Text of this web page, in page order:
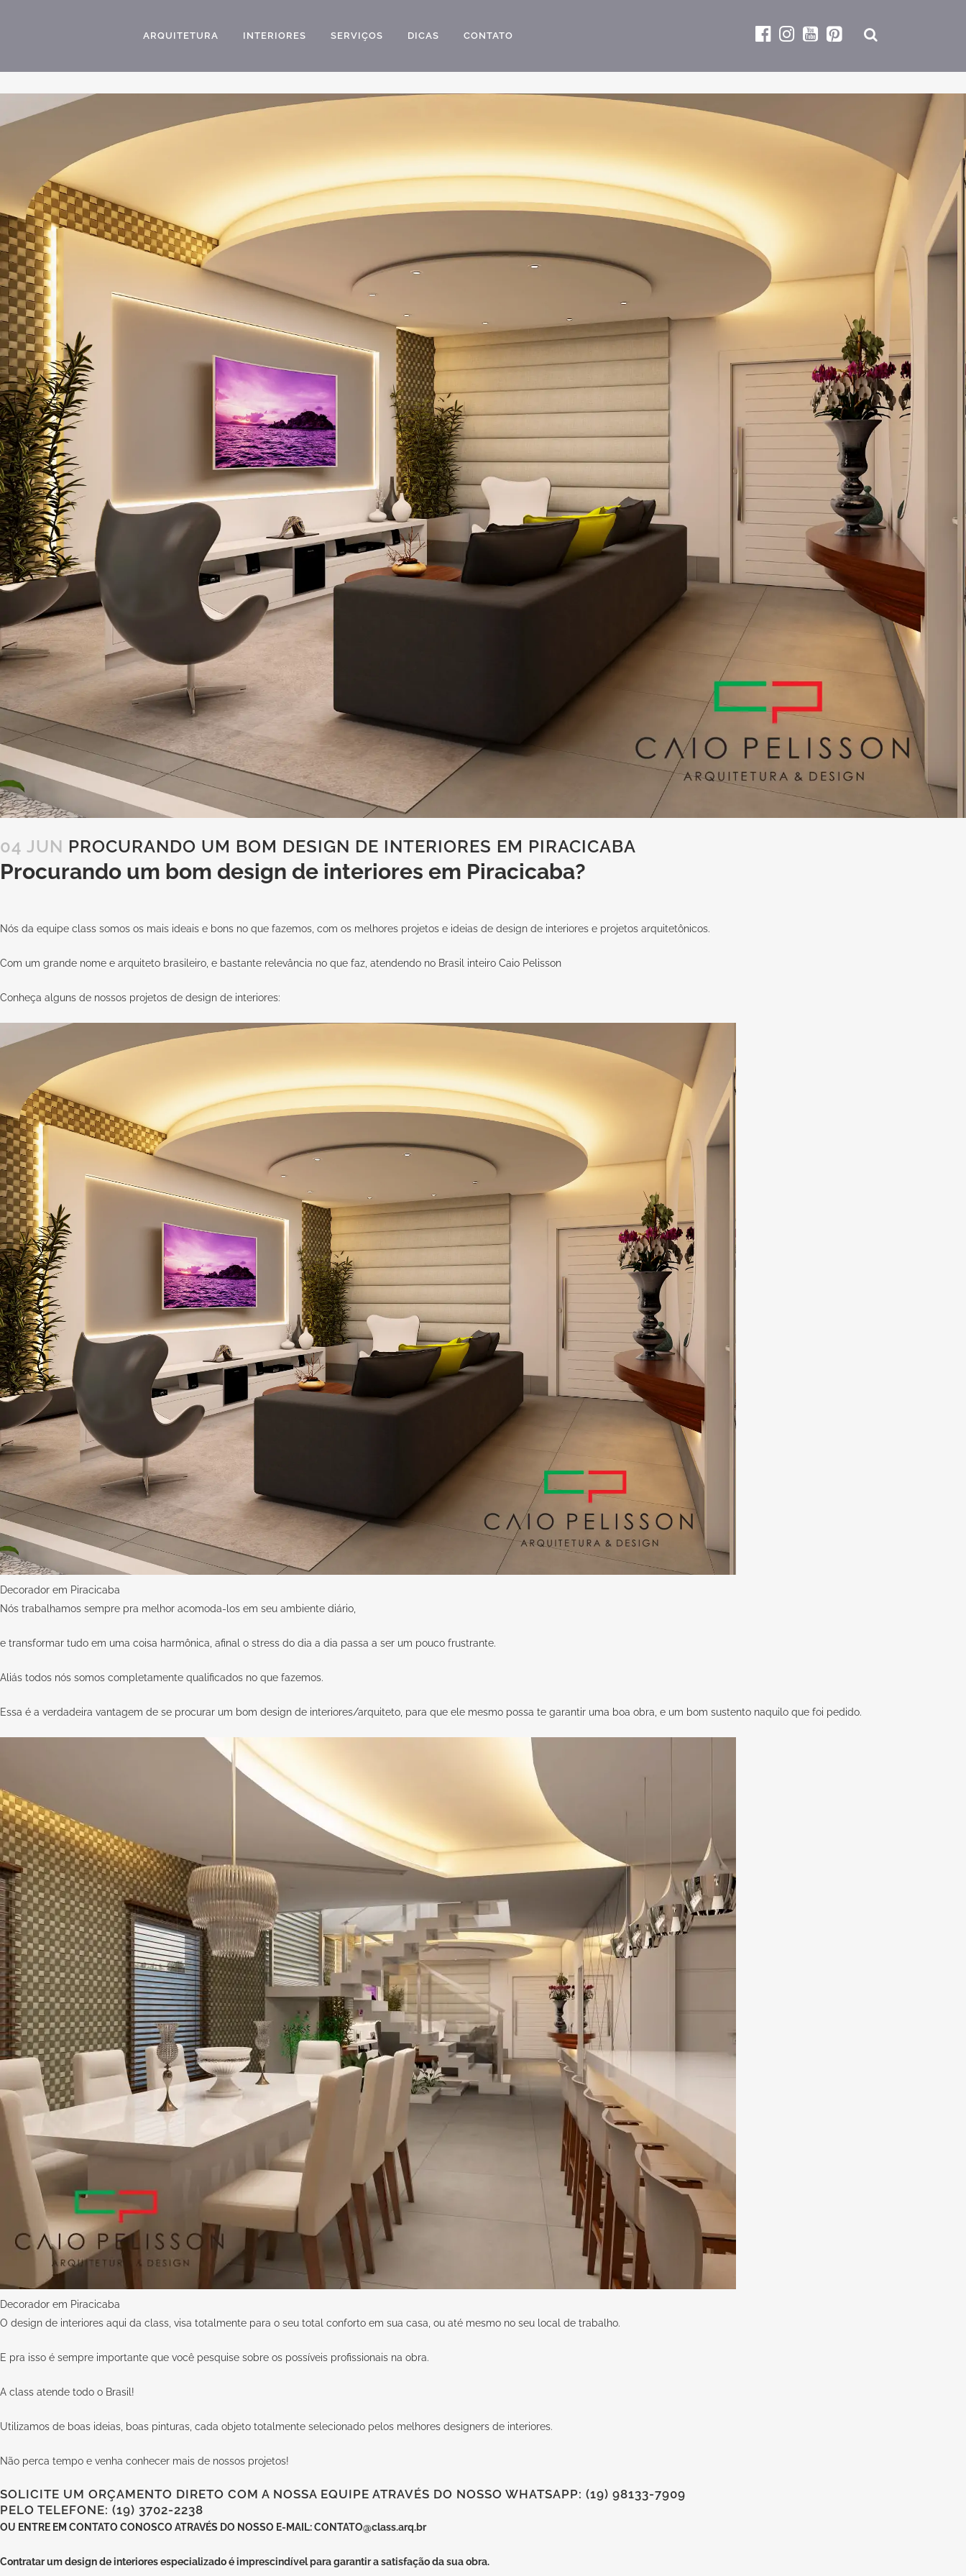
ARQUITETURA INTERIORES SERVIÇOS DICAS CONTATO
04 JUN PROCURANDO UM BOM DESIGN DE INTERIORES EM PIRACICABA
Procurando um bom design de interiores em Piracicaba?
Nós da equipe class somos os mais ideais e bons no que fazemos, com os melhores projetos e ideias de design de interiores e projetos arquitetônicos.
Com um grande nome e arquiteto brasileiro, e bastante relevância no que faz, atendendo no Brasil inteiro Caio Pelisson
Conheça alguns de nossos projetos de design de interiores:
Decorador em Piracicaba
Nós trabalhamos sempre pra melhor acomoda-los em seu ambiente diário,
e transformar tudo em uma coisa harmônica, afinal o stress do dia a dia passa a ser um pouco frustrante.
Aliás todos nós somos completamente qualificados no que fazemos.
Essa é a verdadeira vantagem de se procurar um bom design de interiores/arquiteto, para que ele mesmo possa te garantir uma boa obra, e um bom sustento naquilo que foi pedido.
Decorador em Piracicaba
O design de interiores aqui da class, visa totalmente para o seu total conforto em sua casa, ou até mesmo no seu local de trabalho.
E pra isso é sempre importante que você pesquise sobre os possíveis profissionais na obra.
A class atende todo o Brasil!
Utilizamos de boas ideias, boas pinturas, cada objeto totalmente selecionado pelos melhores designers de interiores.
Não perca tempo e venha conhecer mais de nossos projetos!
SOLICITE UM ORÇAMENTO DIRETO COM A NOSSA EQUIPE ATRAVÉS DO NOSSO WHATSAPP: (19) 98133-7909
PELO TELEFONE: (19) 3702-2238
OU ENTRE EM CONTATO CONOSCOATRAVÉS DO NOSSO E-MAIL:CONTATO@class.arq.br
Contratar um design de interiores especializadoé imprescindível para garantir a satisfação da sua obra.